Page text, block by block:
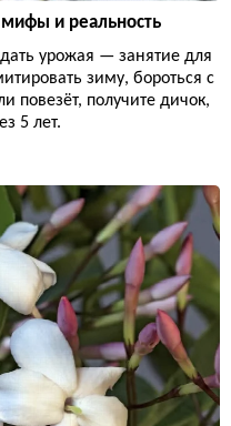
мифы и реальность
урожая — занятие для
зиму, бороться с
повезёт, получите дичок,
5 лет.